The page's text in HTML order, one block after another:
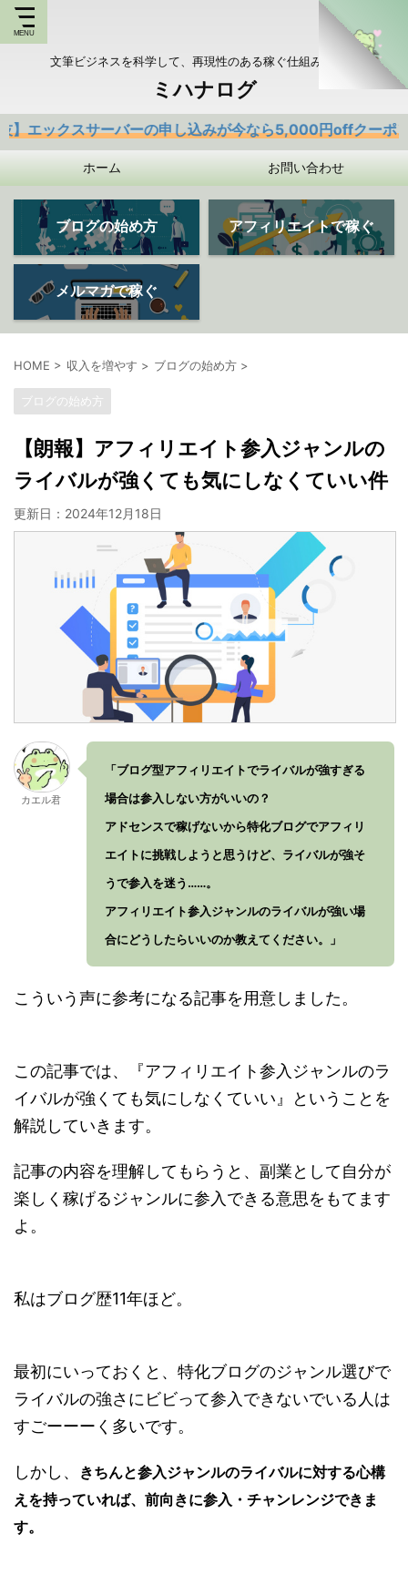
文筆ビジネスを科学して、再現性のある稼ぐ仕組みを持つ
ミハナログ
サーバーの申し込みが今なら5,000円offクーポンあり
ホーム お問い合わせ
ブログの始め方 アフィリエイトで稼ぐ
メルマガで稼ぐ
HOME > 収入を増やす > ブログの始め方 >
ブログの始め方
【朗報】アフィリエイト参入ジャンルの
ライバルが強くても気にしなくていい件
更新日： 2024年12月18日
カエル君
「ブログ型アフィリエイトでライバルが強すぎる
場合は参入しない方がいいの？
アドセンスで稼げないから特化ブログでアフィリ
エイトに挑戦しようと思うけど、ライバルが強そ
うで参入を迷う……。
アフィリエイト参入ジャンルのライバルが強い場
合にどうしたらいいのか教えてください。」
こういう声に参考になる記事を用意しました。
この記事では、『アフィリエイト参入ジャンルのラ
イバルが強くても気にしなくていい』ということを
解説していきます。
記事の内容を理解してもらうと、副業として自分が
楽しく稼げるジャンルに参入できる意思をもてます
よ。
私はブログ歴11年ほど。
最初にいっておくと、特化ブログのジャンル選びで
ライバルの強さにビビって参入できないでいる人は
すごーーーく多いです。
しかし、
きちんと参入ジャンルのライバルに対する心構
えを持っていれば、前向きに参入・チャンレンジできま
す。